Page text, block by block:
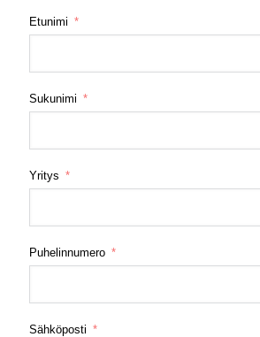
Etunimi
Sukunimi
Yritys
Puhelinnumero
Sähköposti